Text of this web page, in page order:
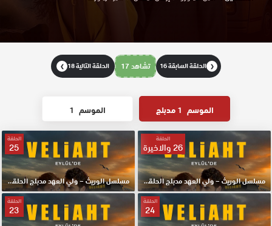
❮ الحلقة السابقة 16 تشاهد 17 الحلقة التالية 18 ❯
الموسم 1 مدبلج الموسم 1
الحلقة
26 والاخيرة
مسلسل الوريث – ولي العهد مدبلج الحلقة 26 والاخيرة HD
الحلقة
25
مسلسل الوريث – ولي العهد مدبلج الحلقة 25 HD
الحلقة
24
الحلقة
23